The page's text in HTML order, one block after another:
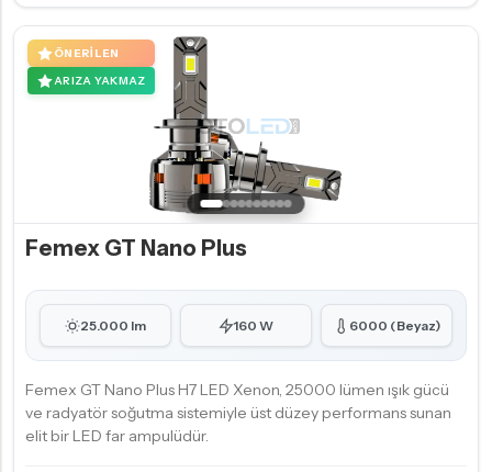
ÖNERILEN
ARIZA YAKMAZ
Femex GT Nano Plus
25.000 lm 160 W 6000 (Beyaz)
Femex GT Nano Plus H7 LED Xenon, 25000 lümen ışık gücü
ve radyatör soğutma sistemiyle üst düzey performans sunan
elit bir LED far ampulüdür.